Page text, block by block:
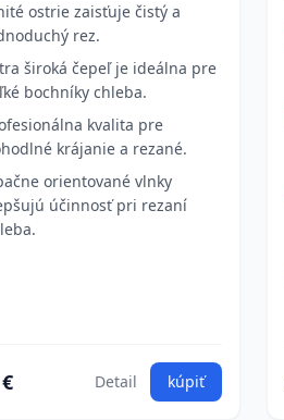
ostrie zaisťuje čistý a
rez.
široká čepeľ je ideálna pre
bochníky chleba.
kvalita pre
krájanie a rezané.
orientované vlnky
účinnosť pri rezaní
Detail kúpiť